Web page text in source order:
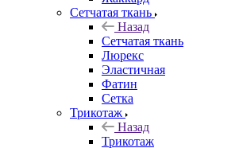
Сетчатая ткань
Назад
Сетчатая ткань
Люрекс
Эластичная
Фатин
Сетка
Трикотаж
Назад
Трикотаж